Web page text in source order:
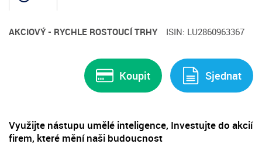
AKCIOVÝ - RYCHLE ROSTOUCÍ TRHY ISIN: LU2860963367
Koupit Sjednat
Využijte nástupu umělé inteligence, Investujte do akcií
firem, které mění naši budoucnost